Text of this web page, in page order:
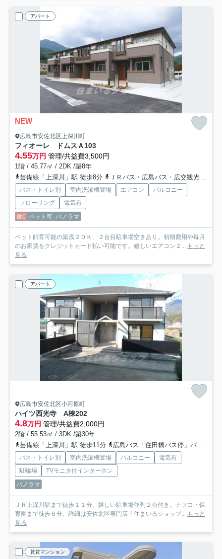
アパート
NEW
広島市安佐北区上深川町
フィオーレ ドムスＡ 103
4.55万円 管理/共益費3,500円
1階 / 45.77㎡ / 2DK /築8年
芸備線「上深川」駅 徒歩8分
ＪＲバス・広島バス・広交観光「上庄原バス停」バス停下車 徒歩2分
バス・トイレ別 室内洗濯機置場 エアコン
バルコニー
フローリング
電気有
敷0 ペット可 パノラマ
ペット飼育可能の築浅２ＤＫ。２台目駐車場空きあり。初期費用や毎月
のお家賃をクレジットカード払い可能です。嬉しいエアコン２... もっと
見る
アパート
広島市安佐北区小河原町
ハイツ西光寺 A棟202
4.8万円 管理/共益費2,000円
2階 / 55.53㎡ / 3DK /築30年
芸備線「上深川」駅 徒歩11分
広島バス「住田橋バス停」バス停下車 徒歩3分
バス・トイレ別 室内洗濯機置場 バルコニー
電気有
駐輪場
TVモニタ付インターホン
パノラマ
ＪＲ上深川駅まで徒歩１１分。嬉しい駐車場並列２台付き。ナフコ・保
育園まで徒歩６分。詳細は安佐北区専門店「住まいるショップ... もっと
見る
賃貸マンション